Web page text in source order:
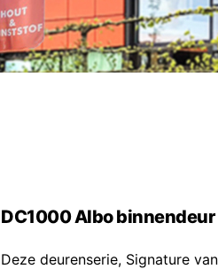
DC1000 Albo binnendeur
Deze deurenserie, Signature